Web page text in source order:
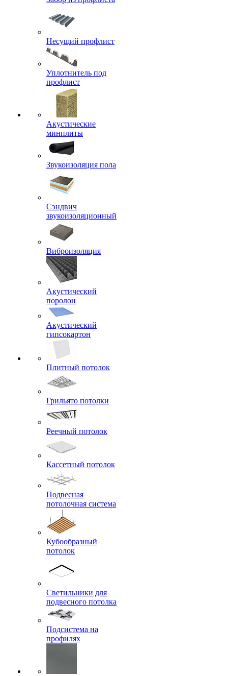
Несущий профлист
Уплотнитель под
профлист
Акустические
минплиты
Звукоизоляция пола
Сэндвич
звукоизоляционный
Виброизоляция
Акустический
поролон
Акустический
гипсокартон
Плитный потолок
Грильято потолки
Реечный потолок
Кассетный потолок
Подвесная
потолочная система
Кубообразный
потолок
Светильники для
подвесного потолка
Подсистема на
профилях